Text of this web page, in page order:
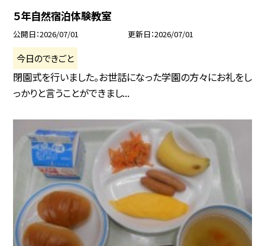
５年自然宿泊体験教室
公開日 2026/07/01 更新日 2026/07/01
今日のできごと
閉園式を行いました。お世話になった学園の方々にお礼をし
っかりと言うことができまし...